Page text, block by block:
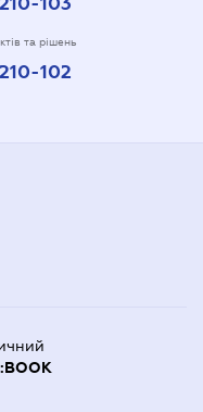
та рішень
102